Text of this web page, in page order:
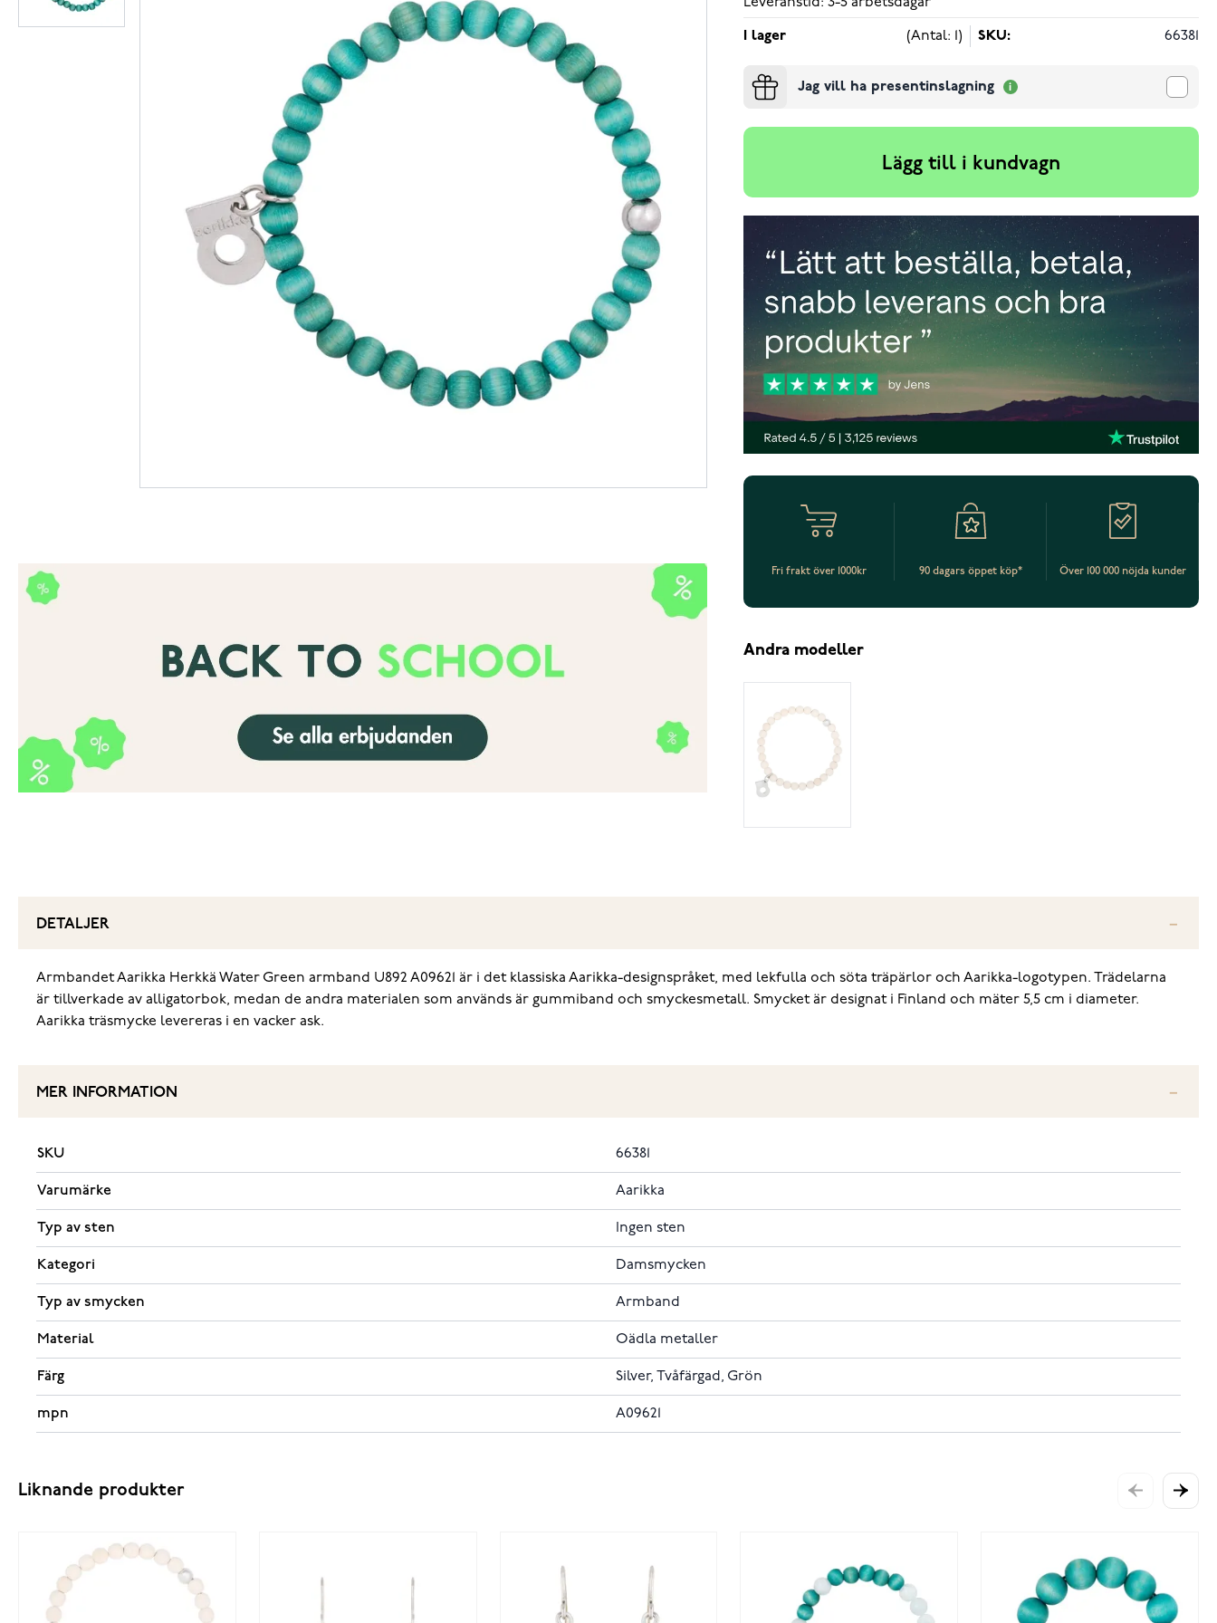
I lager (Antal: 1) SKU: 66381
Jag vill ha presentinslagning
Lägg till i kundvagn
Fri frakt över 1000kr 90 dagars öppet köp* Över 100 000 nöjda kunder
Andra modeller
DETALJER
Armbandet Aarikka Herkkä Water Green armband U892 A09621 är i det klassiska Aarikka-designspråket, med lekfulla och söta träpärlor och Aarikka-logotypen. Trädelarna
är tillverkade av alligatorbok, medan de andra materialen som används är gummiband och smyckesmetall. Smycket är designat i Finland och mäter 5,5 cm i diameter.
Aarikka träsmycke levereras i en vacker ask.
MER INFORMATION
SKU 66381
Varumärke Aarikka
Typ av sten Ingen sten
Kategori Damsmycken
Typ av smycken Armband
Material Oädla metaller
Färg Silver, Tvåfärgad, Grön
mpn A09621
Liknande produkter